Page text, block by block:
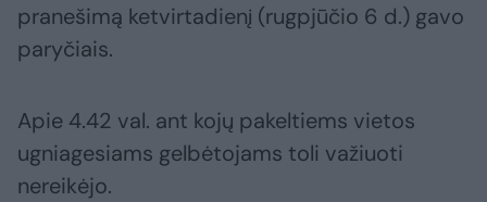
pranešimą ketvirtadienį (rugpjūčio 6 d.) gavo
paryčiais.
Apie 4.42 val. ant kojų pakeltiems vietos
ugniagesiams gelbėtojams toli važiuoti
nereikėjo.